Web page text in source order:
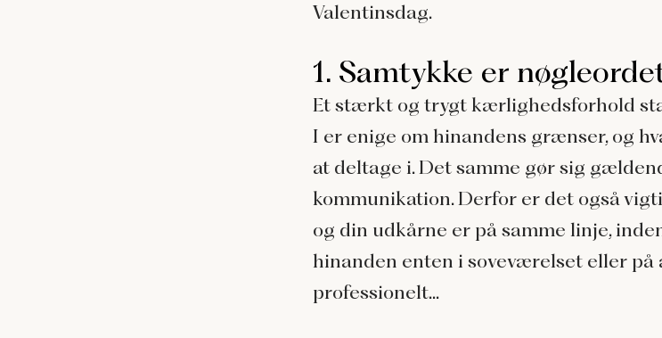
Valentinsdag.
1. Samtykke er
Et stærkt og trygt kærlighedsforhold
I er enige om hinandens grænser, og
at deltage i. Det samme gør sig
kommunikation. Derfor er det også
og din udkårne er på samme linje,
hinanden enten i soveværelset eller på
professionelt...